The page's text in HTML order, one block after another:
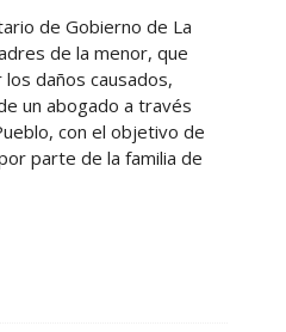
de Gobierno de La
de la menor, que
daños causados,
un abogado a través
con el objetivo de
parte de la familia de